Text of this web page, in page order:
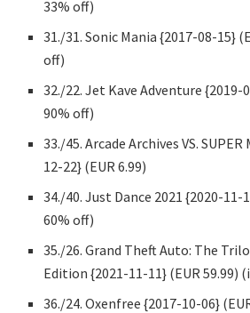
33% off)
31./31. Sonic Mania {2017-08-15}
off)
32./22. Jet Kave Adventure {2019-
90% off)
33./45. Arcade Archives VS. SUPER
12-22} (EUR 6.99)
34./40. Just Dance 2021 {2020-11-
60% off)
35./26. Grand Theft Auto: The
Edition {2021-11-11} (EUR 59.99)
36./24. Oxenfree {2017-10-06}